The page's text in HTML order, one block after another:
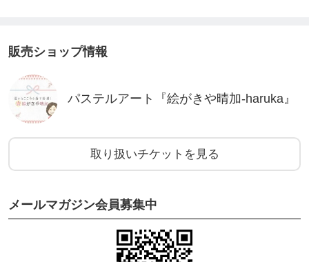
2026年1月11日(日)＠バルコラボグランデ中城店にて
開催の【ゆいんちゅLAB新春特別イベント】専用ご
予約チケットです。
1枠4名までのグループで、指で絵描くパステルアー
参加ください。これまで絵が描けなかった人は、ひ
とりもいないのでご安心くださいね。アートは楽し
販売ショップ情報
パステルアート『絵がきや晴加-haruka』
取り扱いチケットを見る
メールマガジン会員募集中